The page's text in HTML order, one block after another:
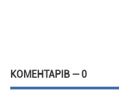
КОМЕНТАРІВ — 0